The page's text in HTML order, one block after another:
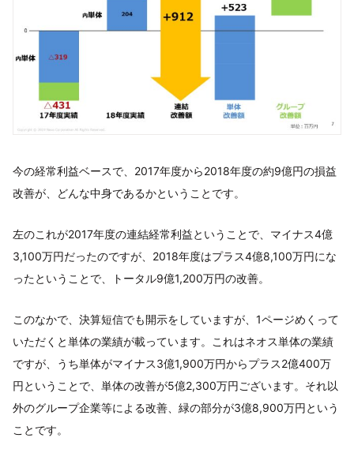
今の経常利益ベースで、2017年度から2018年度の約9億円の損益
改善が、どんな中身であるかということです。
左のこれが2017年度の連結経常利益ということで、マイナス4億
3,100万円だったのですが、2018年度はプラス4億8,100万円にな
ったということで、トータル9億1,200万円の改善。
このなかで、決算短信でも開示をしていますが、1ページめくって
いただくと単体の業績が載っています。これはネオス単体の業績
ですが、うち単体がマイナス3億1,900万円からプラス2億400万
円ということで、単体の改善が5億2,300万円ございます。それ以
外のグループ企業等による改善、緑の部分が3億8,900万円という
ことです。